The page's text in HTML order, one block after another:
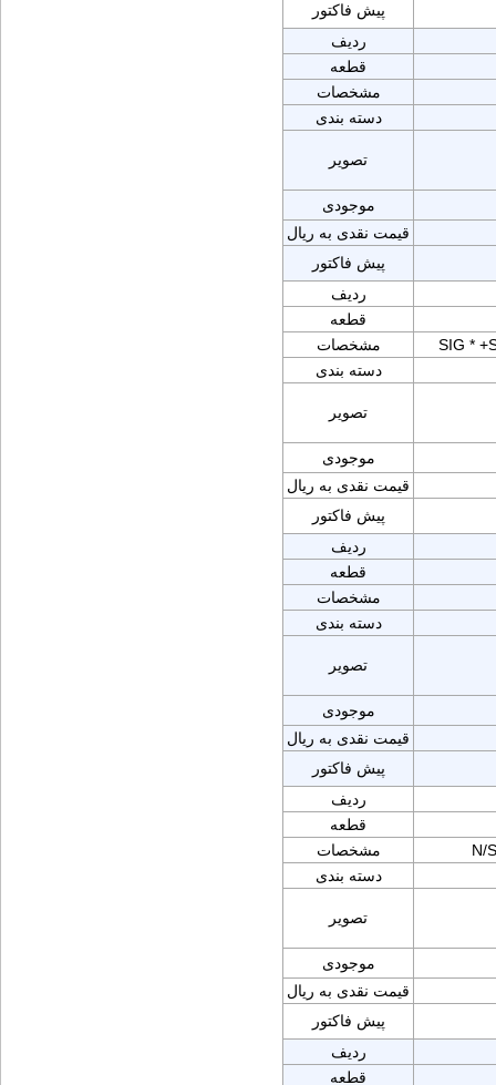
پیش فاکتور
ردیف
قطعه
مشخصات
دسته بندی
تصویر
موجودی
قیمت نقدی به ریال
پیش فاکتور
ردیف
قطعه
مشخصات
SIG *
دسته بندی
تصویر
موجودی
قیمت نقدی به ریال
پیش فاکتور
ردیف
قطعه
مشخصات
دسته بندی
تصویر
موجودی
قیمت نقدی به ریال
پیش فاکتور
ردیف
قطعه
مشخصات
N/
دسته بندی
تصویر
موجودی
قیمت نقدی به ریال
پیش فاکتور
ردیف
قطعه